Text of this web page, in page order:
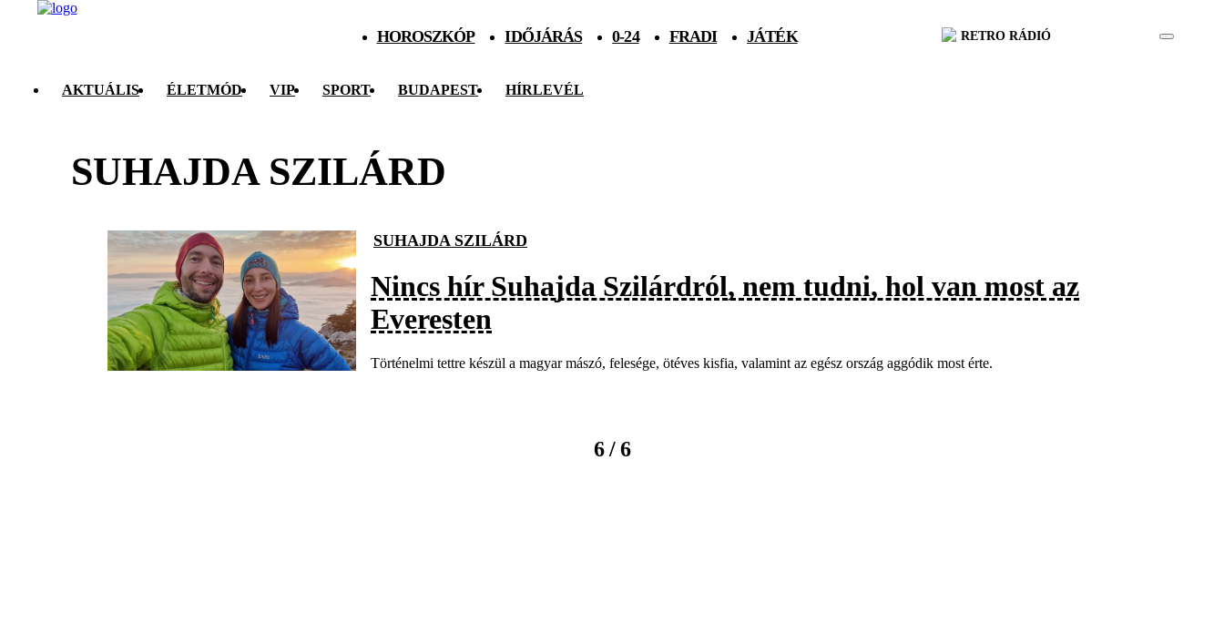
HOROSZKÓP IDŐJÁRÁS 0-24 FRADI JÁTÉK RETRO RÁDIÓ
AKTUÁLIS ÉLETMÓD VIP SPORT BUDAPEST HÍRLEVÉL
SUHAJDA SZILÁRD
SUHAJDA SZILÁRD
Nincs hír Suhajda Szilárdról, nem tudni, hol van most az
Everesten
Történelmi tettre készül a magyar mászó, felesége, ötéves kisfia, valamint az egész ország aggódik most érte.
6 / 6